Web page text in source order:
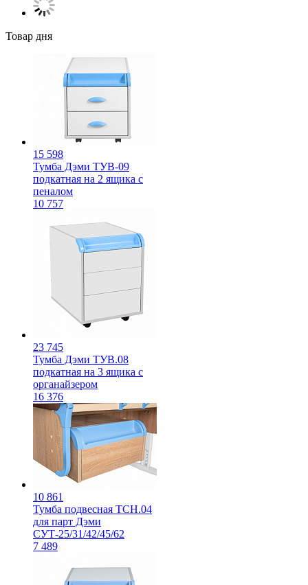
Товар дня
15 598
Тумба Дэми ТУВ-09
подкатная на 2 ящика с
пеналом
10 757
23 745
Тумба Дэми ТУВ.08
подкатная на 3 ящика с
органайзером
16 376
10 861
Тумба подвесная ТСН.04
для парт Дэми
СУТ-25/31/42/45/62
7 489